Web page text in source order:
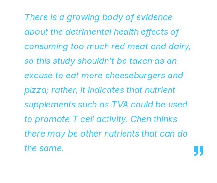
There is a growing body of evidence
about the detrimental health effects of
consuming too much red meat and dairy,
so this study shouldn’t be taken as an
excuse to eat more cheeseburgers and
pizza; rather, it indicates that nutrient
supplements such as TVA could be used
to promote T cell activity. Chen thinks
there may be other nutrients that can do
the same.